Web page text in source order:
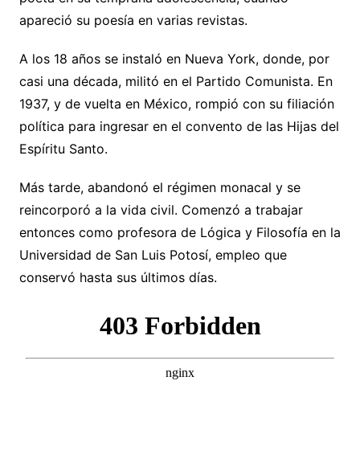
apareció su poesía en varias revistas.
A los 18 años se instaló en Nueva York, donde, por
casi una década, militó en el Partido Comunista. En
1937, y de vuelta en México, rompió con su filiación
política para ingresar en el convento de las Hijas del
Espíritu Santo.
Más tarde, abandonó el régimen monacal y se
reincorporó a la vida civil. Comenzó a trabajar
entonces como profesora de Lógica y Filosofía en la
Universidad de San Luis Potosí, empleo que
conservó hasta sus últimos días.